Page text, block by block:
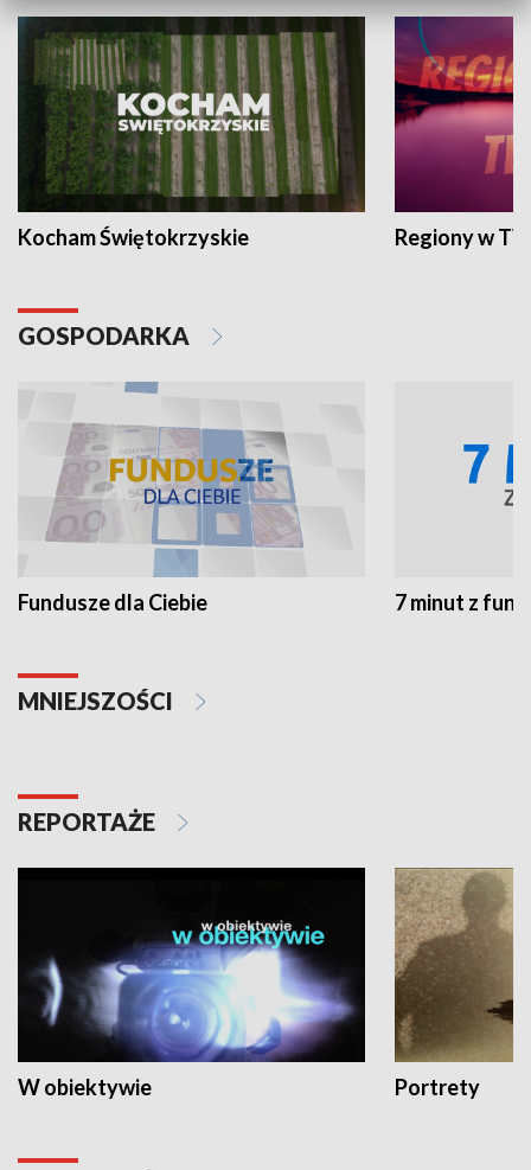
Kocham Świętokrzyskie Regiony w
GOSPODARKA
Fundusze dla Ciebie 7 minut z
MNIEJSZOŚCI
REPORTAŻE
W obiektywie Portrety